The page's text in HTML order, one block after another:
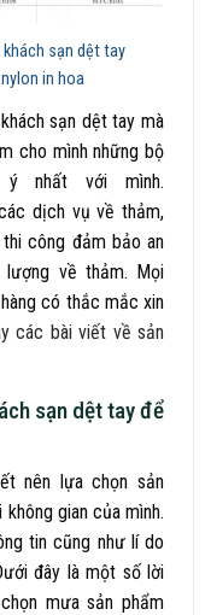
khách sạn dệt tay
in hoa
sạn dệt tay mà
cho mình những bộ
nhất với mình.
dịch vụ về thảm,
công đảm bảo an
về thảm. Mọi
có thắc mắc xin
các bài viết về sản
sạn dệt tay để
nên lựa chọn sản
gian của mình.
tin cũng như lí do
đây là một số lời
mưa sản phẩm